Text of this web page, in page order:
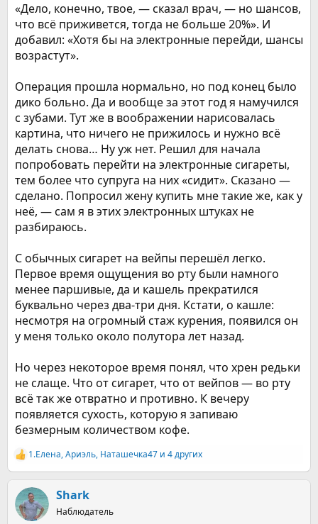
«Дело, конечно, твое, — сказал врач, — но шансов,
что всё приживется, тогда не больше 20%». И
добавил: «Хотя бы на электронные перейди, шансы
возрастут».
Операция прошла нормально, но под конец было
дико больно. Да и вообще за этот год я намучился
с зубами. Тут же в воображении нарисовалась
картина, что ничего не прижилось и нужно всё
делать снова… Ну уж нет. Решил для начала
попробовать перейти на электронные сигареты,
тем более что супруга на них «сидит». Сказано —
сделано. Попросил жену купить мне такие же, как у
неё, — сам я в этих электронных штуках не
разбираюсь.
С обычных сигарет на вейпы перешёл легко.
Первое время ощущения во рту были намного
менее паршивые, да и кашель прекратился
буквально через два-три дня. Кстати, о кашле:
несмотря на огромный стаж курения, появился он
у меня только около полутора лет назад.
Но через некоторое время понял, что хрен редьки
не слаще. Что от сигарет, что от вейпов — во рту
всё так же отвратно и противно. К вечеру
появляется сухость, которую я запиваю
безмерным количеством кофе.
Р
е
к
ц
и
1.Елена,Ариэль, Наташечка47 и 4 других
Shark
Наблюдатель